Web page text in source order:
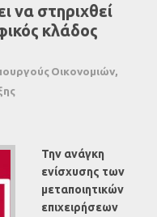
να στηριχθεί
κλάδος
Οικονομιών,
Την ανάγκη
ενίσχυσης των
μεταποιητικών
επιχειρήσεων